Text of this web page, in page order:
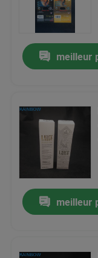
Digital
Empaquetage
Emballage de
Anti statique
Films de
meilleur
meilleur